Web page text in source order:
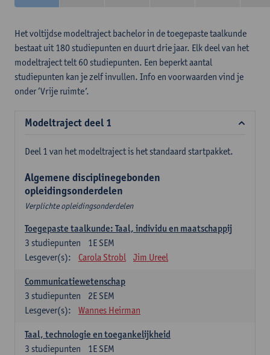
Het voltijdse modeltraject bachelor in de toegepaste taalkunde
bestaat uit 180 studiepunten en duurt drie jaar. Elk deel van het
modeltraject telt 60 studiepunten. Een beperkt aantal
studiepunten kan je zelf invullen. Info en voorwaarden vind je
onder ‘Vrije ruimte’.
Modeltraject deel 1
Deel 1 van het modeltraject is het standaard startpakket.
Algemene disciplinegebonden
opleidingsonderdelen
Verplichte opleidingsonderdelen
Toegepaste taalkunde: Taal, individu en maatschappij
1E SEM
3 studiepunten
Lesgever(s):
Carola Strobl Jim Ureel
Communicatiewetenschap
2E SEM
3 studiepunten
Lesgever(s):
Wannes Heirman
Taal, technologie en toegankelijkheid
1E SEM
3 studiepunten